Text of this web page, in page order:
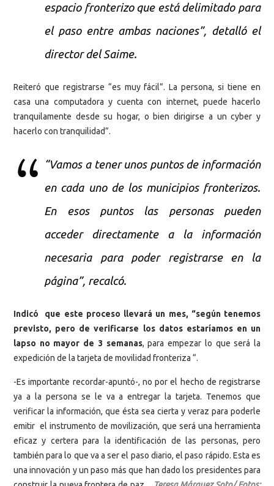
espacio fronterizo que está delimitado para
el paso entre ambas naciones”, detalló el
director del Saime.
Reiteró que registrarse “es muy fácil”. La persona, si tiene en
casa una computadora y cuenta con internet, puede hacerlo
tranquilamente desde su hogar, o bien dirigirse a un cyber y
hacerlo con tranquilidad”.
“Vamos a tener unos puntos de información
en cada uno de los municipios fronterizos.
En esos puntos las personas pueden
acceder directamente a la información
necesaria para poder registrarse en la
página”, recalcó.
Indicó que este proceso llevará un mes, “según tenemos
previsto, pero de verificarse los datos estaríamos en un
lapso no mayor de 3 semanas, para empezar lo que será la
expedición de la tarjeta de movilidad fronteriza “.
-Es importante recordar-apuntó-, no por el hecho de registrarse
ya a la persona se le va a entregar la tarjeta. Tenemos que
verificar la información, que ésta sea cierta y veraz para poderle
emitir el instrumento de movilización, que será una herramienta
eficaz y certera para la identificación de las personas, pero
también para lo que va a ser el paso diario, el paso rápido. Esta es
una innovación y un paso más que han dado los presidentes para